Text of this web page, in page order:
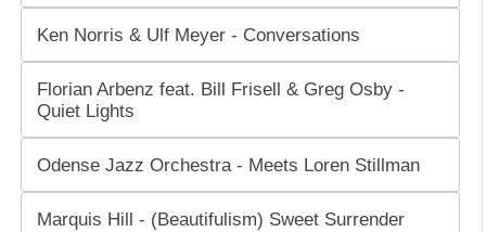
Ken Norris & Ulf Meyer - Conversations
Florian Arbenz feat. Bill Frisell & Greg Osby -
Quiet Lights
Odense Jazz Orchestra - Meets Loren Stillman
Marquis Hill - (Beautifulism) Sweet Surrender